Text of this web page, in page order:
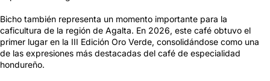
Bicho también representa un momento importante para la
caficultura de la región de Agalta. En 2026, este café obtuvo el
primer lugar en la III Edición Oro Verde, consolidándose como una
de las expresiones más destacadas del café de especialidad
hondureño.